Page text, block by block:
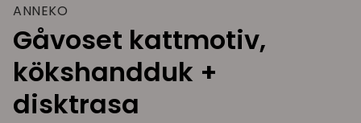
ANNEKO
Gåvoset kattmotiv,
kökshandduk +
disktrasa